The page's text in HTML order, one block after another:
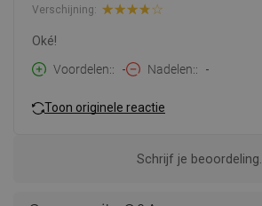
Verschijning:
Oké!
Voordelen:
- Nadelen: -
Toon originele reactie
Schrijf je beoordeling.